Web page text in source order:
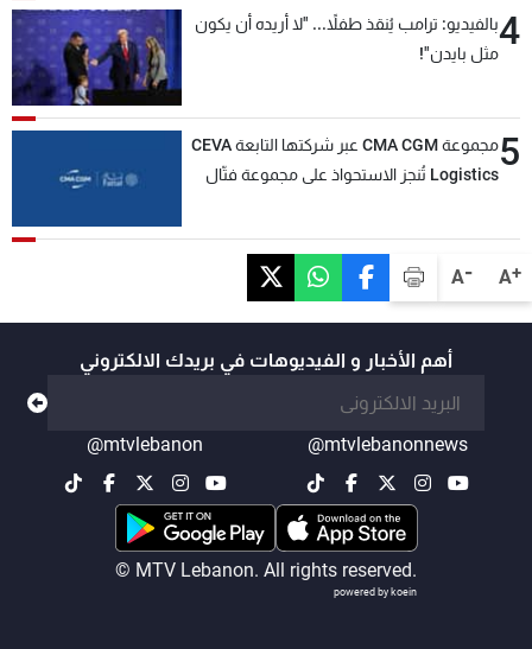
A+
A-
4بالفيديو: ترامب يُنقذ طفلاً... "لا أريده أن يكون
مثل بايدن"!
5
مجموعة CMA CGM عبر شركتها التابعة CEVA
Logistics تُنجز الاستحواذ على مجموعة فتّال
أهم الأخبار و الفيديوهات في بريدك الالكتروني
@mtvlebanonnews
@mtvlebanon
© MTV Lebanon. All rights reserved.
powered by koein